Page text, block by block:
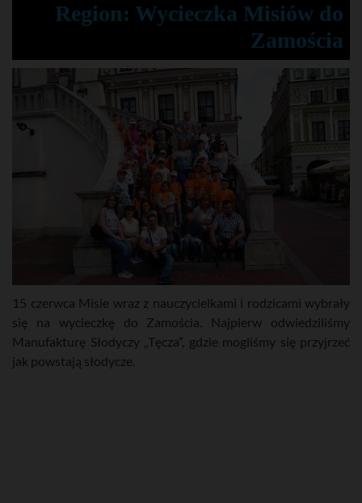
Region: Wycieczka Misiów do
Zamościa
15 czerwca Misie wraz z nauczycielkami i rodzicami wybrały
się na wycieczkę do Zamościa. Najpierw odwiedziliśmy
Manufakturę Słodyczy „Tęcza”, gdzie mogliśmy się przyjrzeć
jak powstają słodycze.